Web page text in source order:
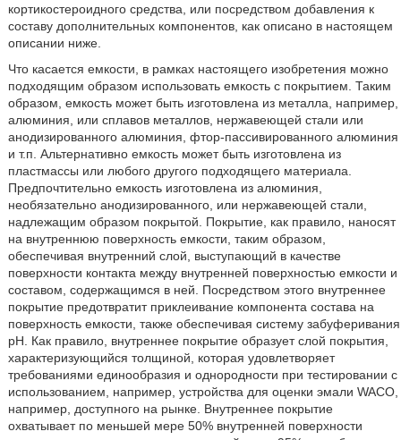
кортикостероидного средства, или посредством добавления к
составу дополнительных компонентов, как описано в настоящем
описании ниже.
Что касается емкости, в рамках настоящего изобретения можно
подходящим образом использовать емкость с покрытием. Таким
образом, емкость может быть изготовлена из металла, например,
алюминия, или сплавов металлов, нержавеющей стали или
анодизированного алюминия, фтор-пассивированного алюминия
и т.п. Альтернативно емкость может быть изготовлена из
пластмассы или любого другого подходящего материала.
Предпочтительно емкость изготовлена из алюминия,
необязательно анодизированного, или нержавеющей стали,
надлежащим образом покрытой. Покрытие, как правило, наносят
на внутреннюю поверхность емкости, таким образом,
обеспечивая внутренний слой, выступающий в качестве
поверхности контакта между внутренней поверхностью емкости и
составом, содержащимся в ней. Посредством этого внутреннее
покрытие предотвратит приклеивание компонента состава на
поверхность емкости, также обеспечивая систему забуферивания
pH. Как правило, внутреннее покрытие образует слой покрытия,
характеризующийся толщиной, которая удовлетворяет
требованиями единообразия и однородности при тестировании с
использованием, например, устройства для оценки эмали WACO,
например, доступного на рынке. Внутреннее покрытие
охватывает по меньшей мере 50% внутренней поверхности